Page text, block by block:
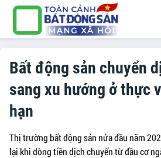
Bất động sản chuyển
sang xu hướng ở thực
hạn
Thị trường bất động sản nửa đầu năm
lại khi dòng tiền dịch chuyển từ đầu cơ